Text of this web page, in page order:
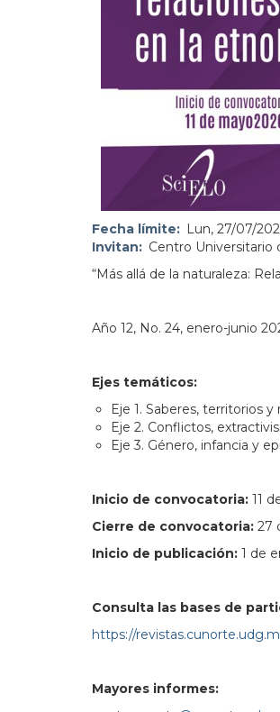
Fecha límite
Lun, 27/07/
Invitan
Centro Universitario
“Más allá de la naturaleza:
Año 12, No. 24, enero-junio
Ejes temáticos:
Eje 1. Saberes, territorios
Eje 2. Conflictos,
Eje 3. Género, infancia y
Inicio de convocatoria: 11
Cierre de convocatoria: 27
Inicio de publicación: 1 de
Consulta las bases de
https://
Mayores informes: